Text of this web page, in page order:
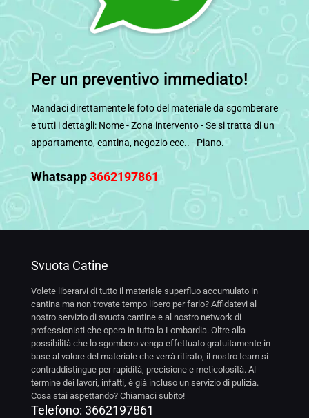
Per un preventivo immediato!
Mandaci direttamente le foto del materiale da sgomberare
e tutti i dettagli: Nome - Zona intervento - Se si tratta di un
appartamento, cantina, negozio ecc.. - Piano.
Whatsapp3662197861
Svuota Catine
Volete liberarvi di tutto il materiale superfluo accumulato in
cantina ma non trovate tempo libero per farlo? Affidatevi al
nostro servizio di svuota cantine e al nostro network di
professionisti che opera in tutta la Lombardia. Oltre alla
possibilità che lo sgombero venga effettuato gratuitamente in
base al valore del materiale che verrà ritirato, il nostro team si
contraddistingue per rapidità, precisione e meticolosità. Al
termine dei lavori, infatti, è già incluso un servizio di pulizia.
Cosa stai aspettando? Chiamaci subito!
Telefono: 3662197861